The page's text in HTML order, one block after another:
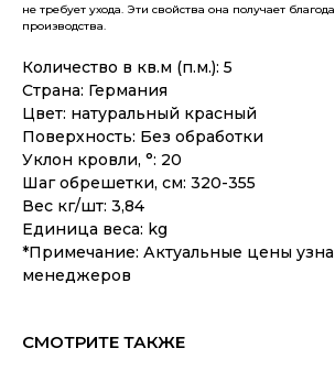
не требует ухода. Эти свойства она получает
производства.
Количество в кв.м (п.м.): 5
Страна: Германия
Цвет: натуральный красный
Поверхность: Без обработки
Уклон кровли, °: 20
Шаг обрешетки, см: 320-355
Вес кг/шт: 3,84
Единица веса: kg
*Примечание: Актуальные цены
менеджеров
СМОТРИТЕ ТАКЖЕ